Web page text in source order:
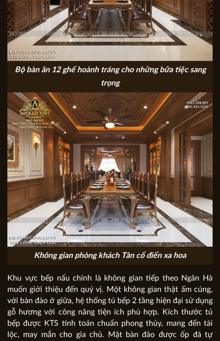
Bộ bàn ăn 12 ghế hoành tráng cho những bữa tiệc sang
trọng
Không gian phòng khách Tân cổ điển xa hoa
Khu vực bếp nấu chính là không gian tiếp theo Ngân Hà
muốn giới thiệu đến quý vị. Một không gian thật ấm cúng,
với bàn đảo ở giữa, hệ thống tủ bếp 2 tầng hiện đại sử dụng
gỗ hương với công năng tiện ích phù hợp. Kích thước tủ
bếp được KTS tính toán chuẩn phong thủy, mang đến tài
lộc, may mắn cho gia chủ. Mặt bàn đảo được ốp đá tự